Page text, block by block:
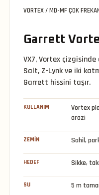
VORTEX / MD-MF ÇOK
Garrett
VX7, Vortex
Salt, Z-Lynk ve iki
Garrett hissini taşır.
KULLANIM
Vortex
arazi
ZEMIN Sahil,
HEDEF Sikke,
SU 5 m